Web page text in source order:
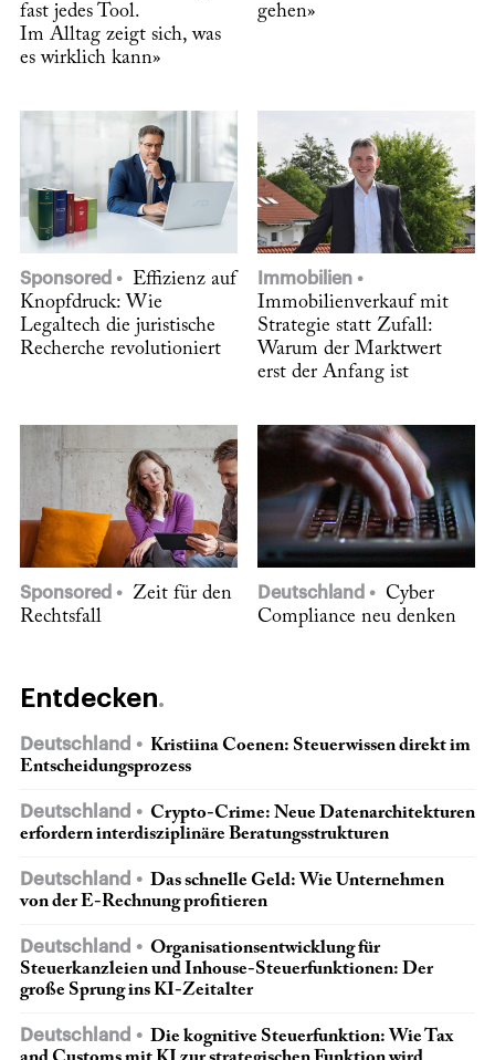
fast jedes Tool.
Im Alltag zeigt sich, was
es wirklich kann»
gehen»
Sponsored
Effizienz auf
Knopfdruck: Wie
Legaltech die juristische
Recherche revolutioniert
Immobilien
Immobilienverkauf mit
Strategie statt Zufall:
Warum der Marktwert
erst der Anfang ist
Sponsored
Zeit für den
Rechtsfall
Deutschland
Cyber
Compliance neu denken
Entdecken
Deutschland
Kristiina Coenen: Steuerwissen direkt im
Entscheidungsprozess
Deutschland
Crypto-Crime: Neue Datenarchitekturen
erfordern interdisziplinäre Beratungsstrukturen
Deutschland
Das schnelle Geld: Wie Unternehmen
von der E-Rechnung profitieren
Deutschland
Organisationsentwicklung für
Steuerkanzleien und Inhouse-Steuerfunktionen: Der
große Sprung ins KI-Zeitalter
Deutschland
Die kognitive Steuerfunktion: Wie Tax